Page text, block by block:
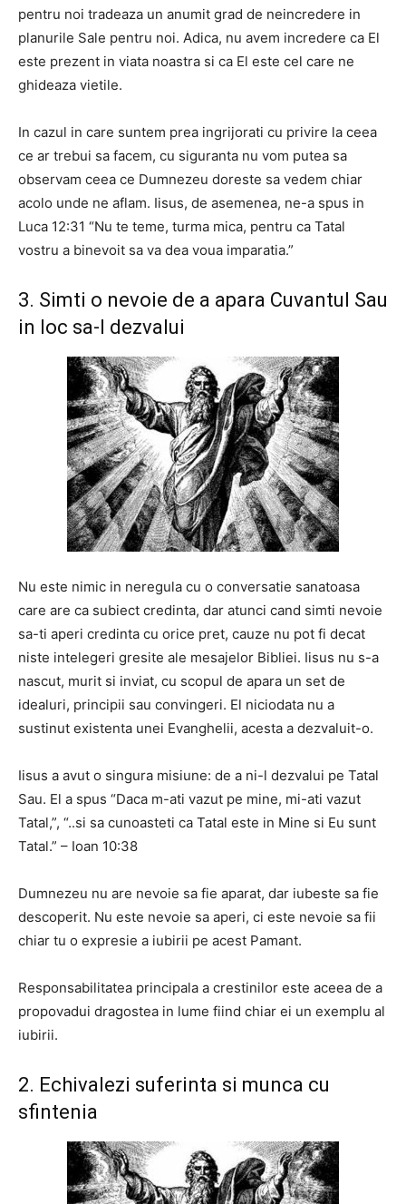
pentru noi tradeaza un anumit grad de neincredere in
planurile Sale pentru noi. Adica, nu avem incredere ca El
este prezent in viata noastra si ca El este cel care ne
ghideaza vietile.
In cazul in care suntem prea ingrijorati cu privire la ceea
ce ar trebui sa facem, cu siguranta nu vom putea sa
observam ceea ce Dumnezeu doreste sa vedem chiar
acolo unde ne aflam. Iisus, de asemenea, ne-a spus in
Luca 12:31 “Nu te teme, turma mica, pentru ca Tatal
vostru a binevoit sa va dea voua imparatia.”
3. Simti o nevoie de a apara Cuvantul Sau
in loc sa-l dezvalui
Nu este nimic in neregula cu o conversatie sanatoasa
care are ca subiect credinta, dar atunci cand simti nevoie
sa-ti aperi credinta cu orice pret, cauze nu pot fi decat
niste intelegeri gresite ale mesajelor Bibliei. Iisus nu s-a
nascut, murit si inviat, cu scopul de apara un set de
idealuri, principii sau convingeri. El niciodata nu a
sustinut existenta unei Evanghelii, acesta a dezvaluit-o.
Iisus a avut o singura misiune: de a ni-l dezvalui pe Tatal
Sau. El a spus “Daca m-ati vazut pe mine, mi-ati vazut
Tatal,”, “..si sa cunoasteti ca Tatal este in Mine si Eu sunt
Tatal.” – Ioan 10:38
Dumnezeu nu are nevoie sa fie aparat, dar iubeste sa fie
descoperit. Nu este nevoie sa aperi, ci este nevoie sa fii
chiar tu o expresie a iubirii pe acest Pamant.
Responsabilitatea principala a crestinilor este aceea de a
propovadui dragostea in lume fiind chiar ei un exemplu al
iubirii.
2. Echivalezi suferinta si munca cu
sfintenia